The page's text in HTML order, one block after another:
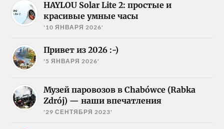
HAYLOU Solar Lite 2: простые и
красивые умные часы
'10 ЯНВАРЯ 2026'
Привет из 2026 :-)
'5 ЯНВАРЯ 2026'
Музей паровозов в Chabówce (Rabka
Zdrój) — наши впечатления
'29 СЕНТЯБРЯ 2023'